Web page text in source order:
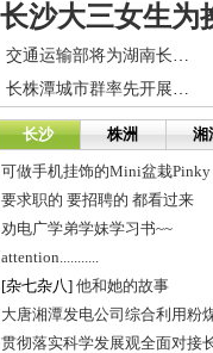
交通运输部将为湖南长株潭提供交通保障
长株潭城市群率先开展综合运输一体化试点
长沙 株洲 湘
可做手机挂饰的Mini盆栽Pinky
要求职的 要招聘的 都看过来
劝电广学弟学妹学习书~~
attention...........
[杂七杂八] 他和她的故事
大唐湘潭发电公司综合利用粉
贯彻落实科学发展观全面对接